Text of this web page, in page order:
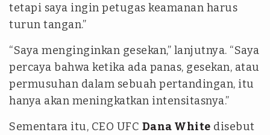
tetapi saya ingin petugas keamanan harus
turun tangan.”
“Saya menginginkan gesekan,” lanjutnya. “Saya
percaya bahwa ketika ada panas, gesekan, atau
permusuhan dalam sebuah pertandingan, itu
hanya akan meningkatkan intensitasnya.”
Sementara itu, CEO UFC Dana White disebut